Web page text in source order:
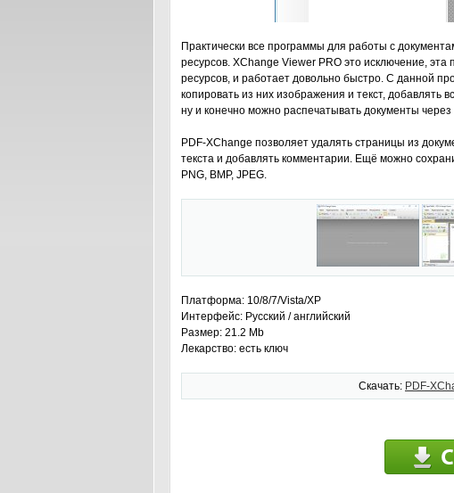
Практически все программы для работы с
ресурсов. XChange Viewer PRO это исключение,
ресурсов, и работает довольно быстро. С данной
копировать из них изображения и текст,
ну и конечно можно распечатывать документы
PDF-XChange позволяет удалять страницы из
текста и добавлять комментарии. Ещё можно
PNG, BMP, JPEG.
Платформа: 10/8/7/Vista/XP
Интерфейс: Русский / английский
Размер: 21.2 Mb
Лекарство: есть ключ
Скачать: PDF-